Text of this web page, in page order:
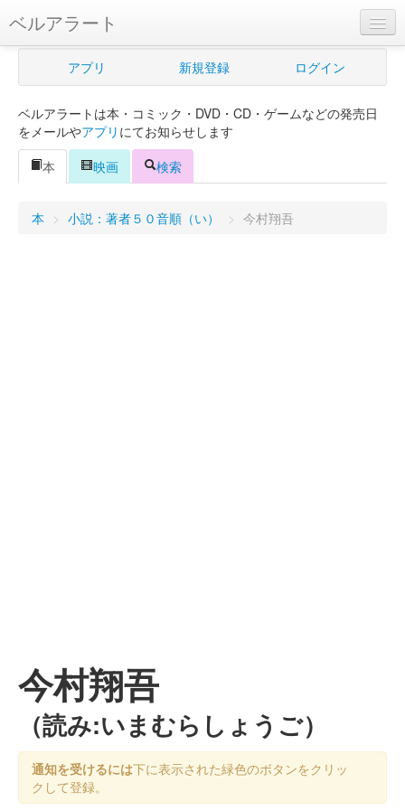
ベルアラート
ベルアラートとは
新規登録
ログイン
アプリ 新規登録 ログイン
ベルアラートは本・コミック・DVD・CD・ゲームなどの発売日
をメールやアプリ にてお知らせします
本
映画 検索
本 > 小説：著者５０音順（い） > 今村翔吾
今村翔吾
（読み:いまむらしょうご）
通知を受けるには下に表示された緑色のボタンをクリッ
クして登録。